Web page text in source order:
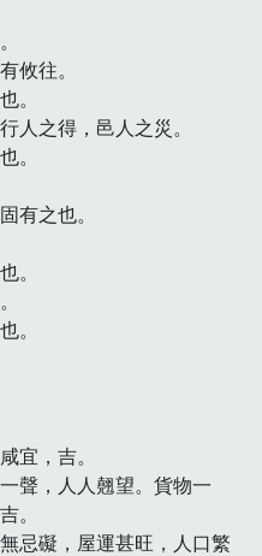
攸往。
。
人之得，邑人之災。
。
有之也。
。
也。
宜，吉。
聲，人人翹望。貨物一
。
忌礙，屋運甚旺，人口繁